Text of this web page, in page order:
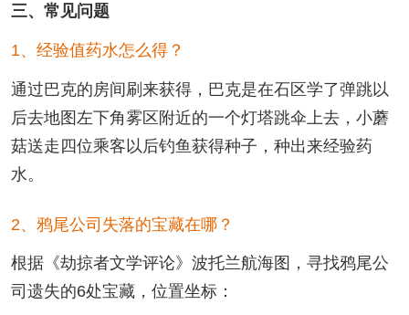
三、常见问题
1、经验值药水怎么得？
通过巴克的房间刷来获得，巴克是在石区学了弹跳以
后去地图左下角雾区附近的一个灯塔跳伞上去，小蘑
菇送走四位乘客以后钓鱼获得种子，种出来经验药
水。
2、鸦尾公司失落的宝藏在哪？
根据《劫掠者文学评论》波托兰航海图，寻找鸦尾公
司遗失的6处宝藏，位置坐标：